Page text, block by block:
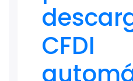
CFDI